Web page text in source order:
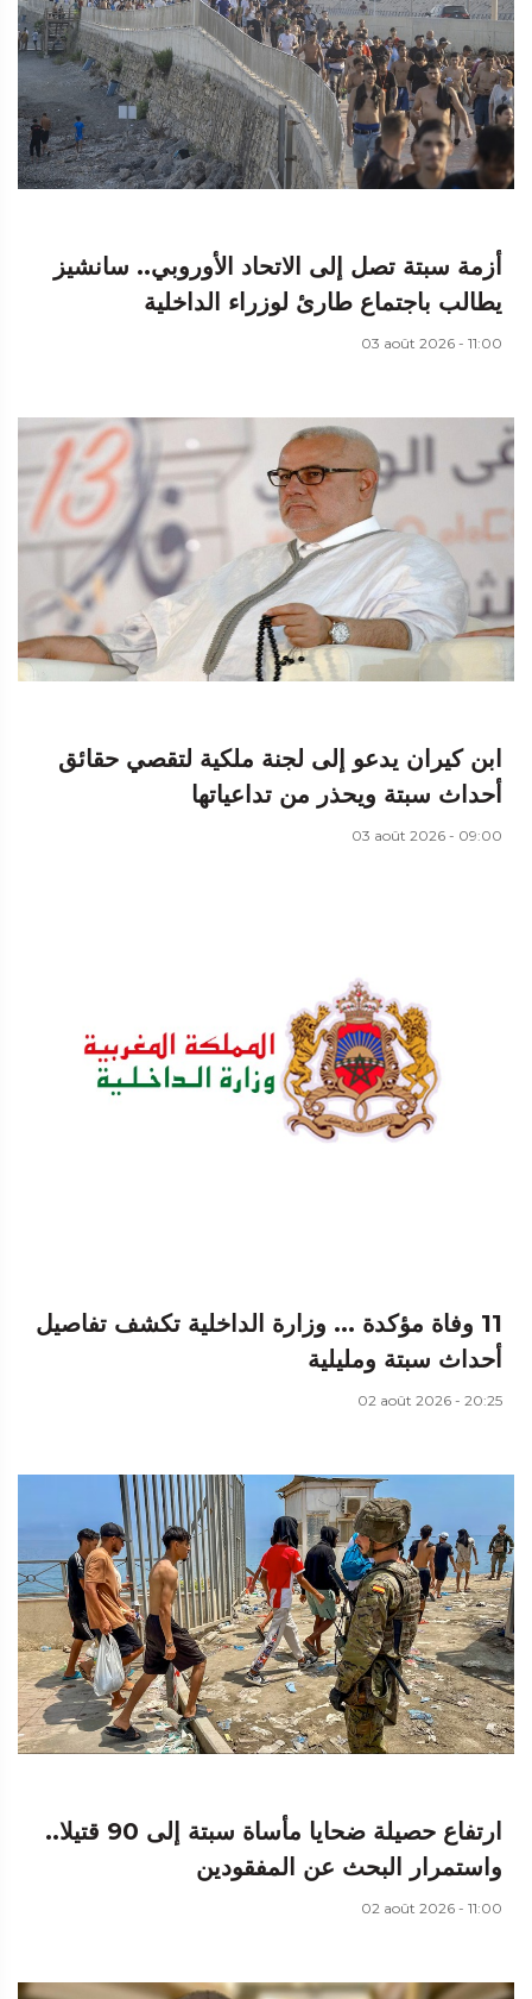
أزمة سبتة تصل إلى الاتحاد الأوروبي.. سانشيز
يطالب باجتماع طارئ لوزراء الداخلية
03 août 2026 - 11:00
ابن كيران يدعو إلى لجنة ملكية لتقصي حقائق
أحداث سبتة ويحذر من تداعياتها
03 août 2026 - 09:00
11 وفاة مؤكدة ... وزارة الداخلية تكشف تفاصيل
أحداث سبتة ومليلية
02 août 2026 - 20:25
ارتفاع حصيلة ضحايا مأساة سبتة إلى 90 قتيلا..
واستمرار البحث عن المفقودين
02 août 2026 - 11:00